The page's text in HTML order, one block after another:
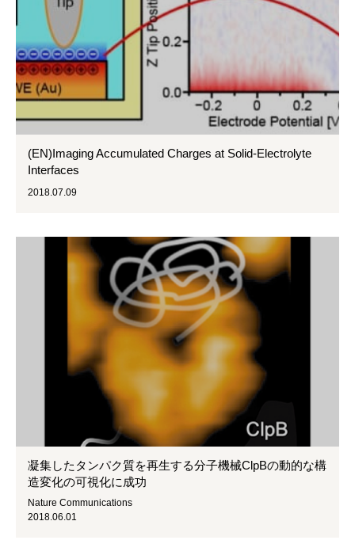
(EN)Imaging Accumulated Charges at Solid-Electrolyte
Interfaces
2018.07.09
凝集したタンパク質を再生する分子機械ClpBの動的な構
造変化の可視化に成功
Nature Communications
2018.06.01